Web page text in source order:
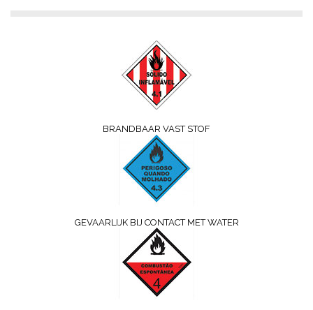
BRANDBAAR VAST STOF
GEVAARLIJK BIJ CONTACT MET WATER